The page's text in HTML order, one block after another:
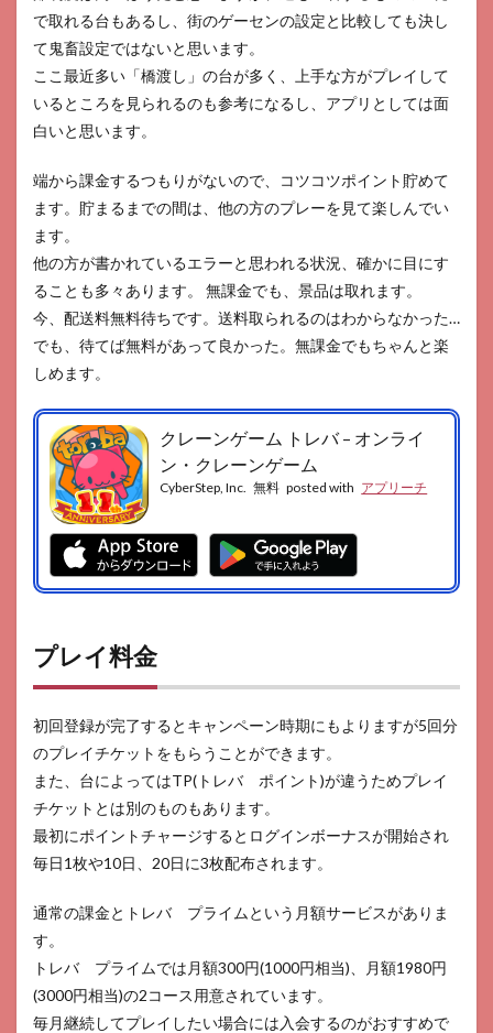
で取れる台もあるし、街のゲーセンの設定と比較しても決し
て鬼畜設定ではないと思います。
ここ最近多い「橋渡し」の台が多く、上手な方がプレイして
いるところを見られるのも参考になるし、アプリとしては面
白いと思います。
端から課金するつもりがないので、コツコツポイント貯めて
ます。貯まるまでの間は、他の方のプレーを見て楽しんでい
ます。
他の方が書かれているエラーと思われる状況、確かに目にす
ることも多々あります。 無課金でも、景品は取れます。
今、配送料無料待ちです。送料取られるのはわからなかった…
でも、待てば無料があって良かった。無課金でもちゃんと楽
しめます。
クレーンゲーム トレバ – オンライ
ン・クレーンゲーム
CyberStep, Inc. 無料 posted with アプリーチ
プレイ料金
初回登録が完了するとキャンペーン時期にもよりますが5回分
のプレイチケットをもらうことができます。
また、台によってはTP(トレバ ポイント)が違うためプレイ
チケットとは別のものもあります。
最初にポイントチャージするとログインボーナスが開始され
毎日1枚や10日、20日に3枚配布されます。
通常の課金とトレバ プライムという月額サービスがありま
す。
トレバ プライムでは月額300円(1000円相当)、月額1980円
(3000円相当)の2コース用意されています。
毎月継続してプレイしたい場合には入会するのがおすすめで